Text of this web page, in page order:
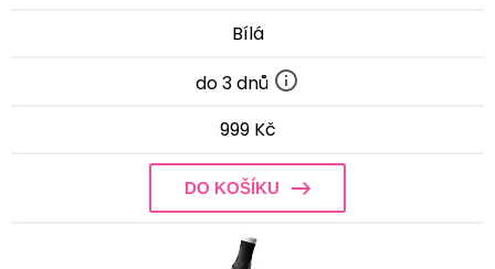
Bílá
do 3 dnů
999 Kč
DO KOŠÍKU